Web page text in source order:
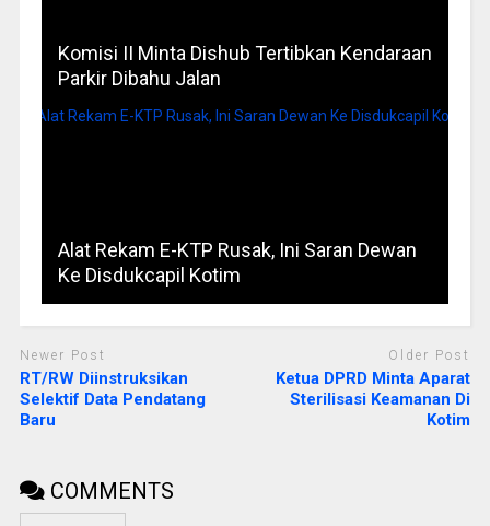
Komisi II Minta Dishub Tertibkan Kendaraan
Parkir Dibahu Jalan
Alat Rekam E-KTP Rusak, Ini Saran Dewan
Ke Disdukcapil Kotim
Newer Post
RT/RW Diinstruksikan
Selektif Data Pendatang
Baru
Older Post
Ketua DPRD Minta Aparat
Sterilisasi Keamanan Di
Kotim
COMMENTS